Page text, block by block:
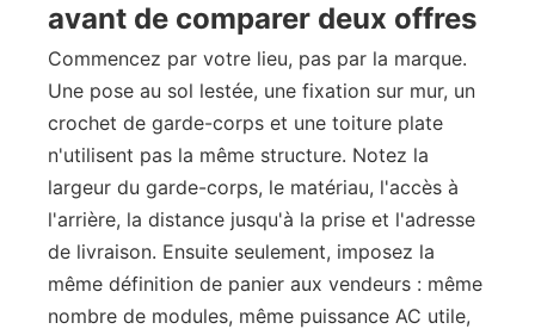
avant de comparer deux offres
Commencez par votre lieu, pas par la marque.
Une pose au sol lestée, une fixation sur mur, un
crochet de garde-corps et une toiture plate
n'utilisent pas la même structure. Notez la
largeur du garde-corps, le matériau, l'accès à
l'arrière, la distance jusqu'à la prise et l'adresse
de livraison. Ensuite seulement, imposez la
même définition de panier aux vendeurs : même
nombre de modules, même puissance AC utile,